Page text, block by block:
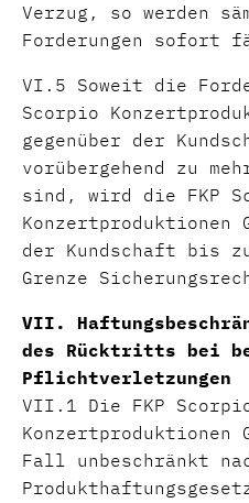
Verzug, so werden
Forderungen sofort
VI.5 Soweit die
Scorpio
gegenüber der
vorübergehend zu
sind, wird die FKP
Konzertproduktionen
der Kundschaft bis
Grenze
VII.
des Rücktritts bei
Pflichtverletzungen
VII.1 Die FKP
Konzertproduktionen
Fall unbeschränkt